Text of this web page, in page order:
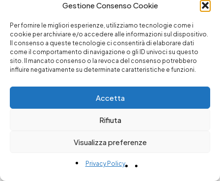
Gestione Consenso Cookie
Per fornire le migliori esperienze, utilizziamo tecnologie come i
cookie per archiviare e/o accedere alle informazioni sul dispositivo.
Il consenso a queste tecnologie ci consentirà di elaborare dati
come il comportamento di navigazione o gli ID univoci su questo
sito. Il mancato consenso o la revoca del consenso potrebbero
influire negativamente su determinate caratteristiche e funzioni.
Accetta
Rifiuta
Visualizza preferenze
Privacy Policy